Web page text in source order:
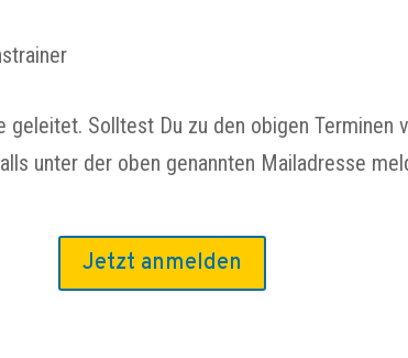
geleitet. Solltest Du zu den obigen Terminen
unter der oben genannten Mailadresse
Jetzt anmelden